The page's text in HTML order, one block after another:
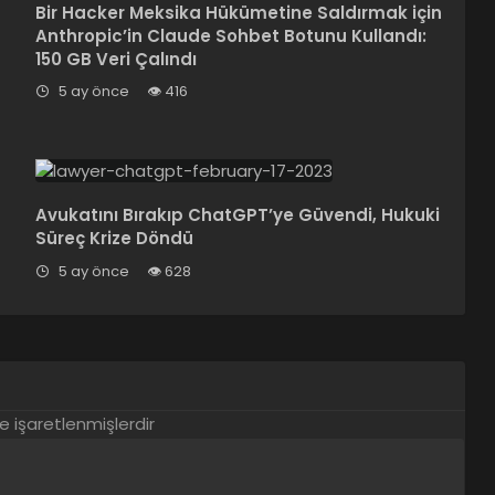
Bir Hacker Meksika Hükümetine Saldırmak için
Anthropic’in Claude Sohbet Botunu Kullandı:
150 GB Veri Çalındı
5 ay önce 416
Avukatını Bırakıp ChatGPT’ye Güvendi, Hukuki
Süreç Krize Döndü
5 ay önce 628
işaretlenmişlerdir